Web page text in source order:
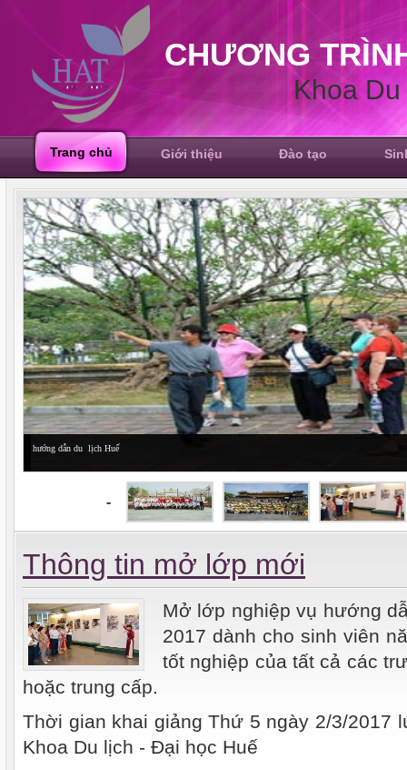
CHƯƠNG
Khoa
Trang chủ Giới thiệu Đào tạo
hướng dẫn du lịch Huế
-
Thông tin mở lớp mới
Mở lớp nghiệp vụ hướng
2017 dành cho sinh viên
tốt nghiệp của tất cả các
hoặc trung cấp.
Thời gian khai giảng Thứ 5 ngày 2/3/2017
Khoa Du lịch - Đại học Huế